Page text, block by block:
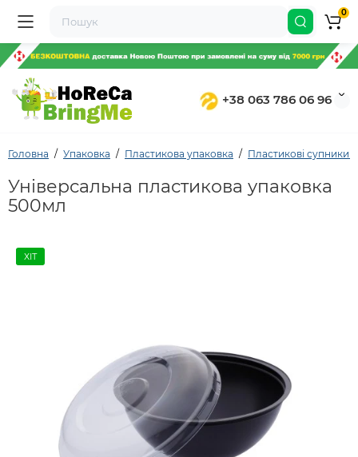
+38 063 786 06 96
0
Головна Упаковка Пластикова упаковка Пластикові супники
Універсальна пластикова упаковка
500мл
ХІТ